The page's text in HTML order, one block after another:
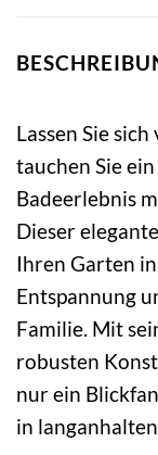
Lassen Sie
tauchen Sie
Badeerlebnis
Dieser
Ihren Garten
Entspannung
Familie. Mit
robusten
nur ein
in